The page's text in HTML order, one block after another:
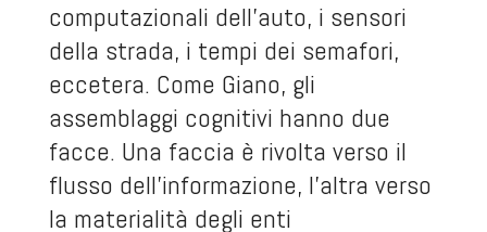
computazionali dell’auto, i sensori
della strada, i tempi dei semafori,
eccetera. Come Giano, gli
assemblaggi cognitivi hanno due
facce. Una faccia è rivolta verso il
flusso dell’informazione, l’altra verso
la materialità degli enti